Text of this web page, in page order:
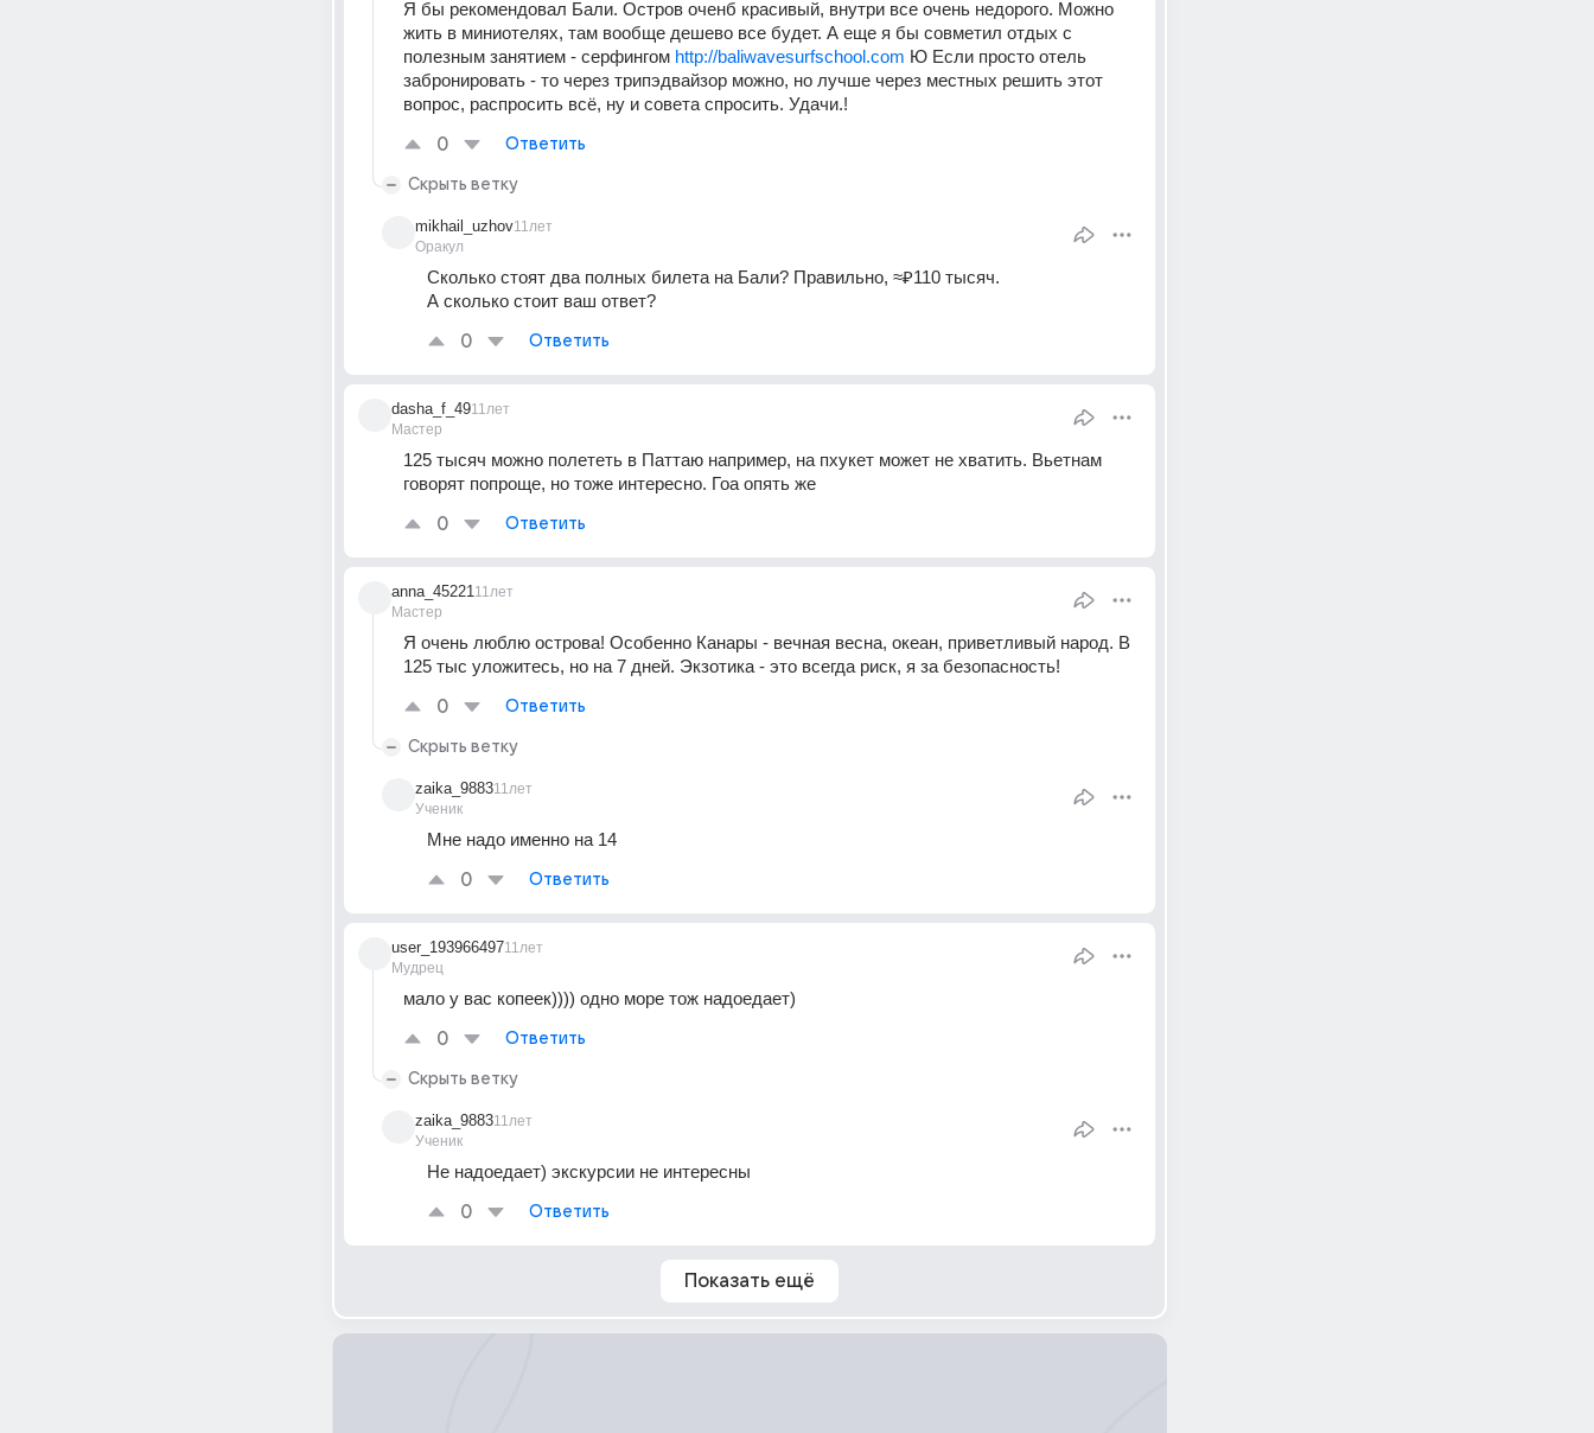
Я бы рекомендовал Бали. Остров оченб красивый, внутри все очень недорого. Можно
жить в миниотелях, там вообще дешево все будет. А еще я бы совметил отдых с
полезным занятием - серфингом http://baliwavesurfschool.com Ю Если просто отель
забронировать - то через трипэдвайзор можно, но лучше через местных решить этот
вопрос, распросить всё, ну и совета спросить. Удачи.!
0 Ответить
Скрыть ветку
mikhail_uzhov
Оракул
11лет
Сколько стоят два полных билета на Бали? Правильно, ≈₽110 тысяч.
А сколько стоит ваш ответ?
0 Ответить
dasha_f_49
Мастер
11лет
125 тысяч можно полететь в Паттаю например, на пхукет может не хватить. Вьетнам
говорят попроще, но тоже интересно. Гоа опять же
0 Ответить
anna_45221
Мастер
11лет
Я очень люблю острова! Особенно Канары - вечная весна, океан, приветливый народ. В
125 тыс уложитесь, но на 7 дней. Экзотика - это всегда риск, я за безопасность!
0 Ответить
Скрыть ветку
zaika_9883
Ученик
11лет
Мне надо именно на 14
0 Ответить
user_193966497
Мудрец
11лет
мало у вас копеек)))) одно море тож надоедает)
0 Ответить
Скрыть ветку
zaika_9883
Ученик
11лет
Не надоедает) экскурсии не интересны
0 Ответить
Показать ещё